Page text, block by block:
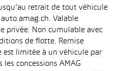
retrait de tout véhicule
Valable
privée. Non cumulable avec
de flotte. Remise
est limitée à un véhicule par
concessions AMAG